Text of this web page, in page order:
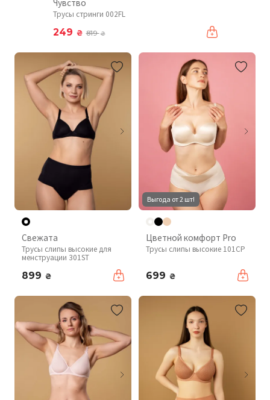
Чувство
Трусы стринги 002FL
249 ₴ 819₴
Свежата
Трусы слипы высокие для
менструации 301ST
899 ₴
Выгода от 2 шт!
Цветной комфорт Pro
Трусы слипы высокие 101CP
699 ₴